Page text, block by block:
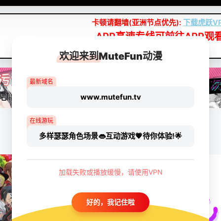
卡顿请翻墙(亚洲节点优先): 下载虎跃
APP高速专线可前往APP观
点我下载APP（仅安卓/苹果暂无）
欢迎来到MuteFun动漫
最新域名
www.mutefun.tv
在线游玩
多样瑟瑟角色场景👄互动游戏💗待你体验!🌟
加载失败或播放缓慢，请使用VPN
好的，我记住啦